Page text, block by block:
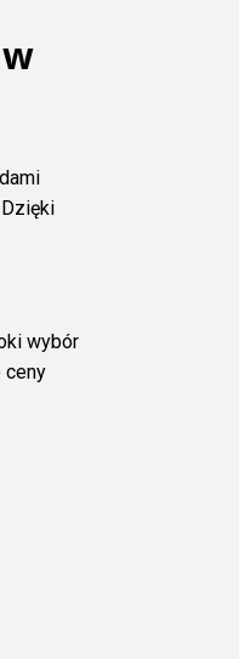
wybór
ceny